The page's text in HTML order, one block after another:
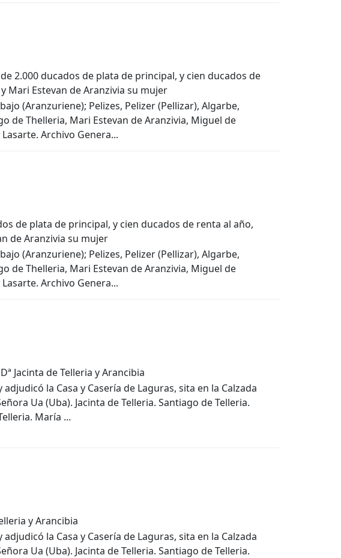
2.000 ducados de plata de principal, y cien ducados de
Mari Estevan de Aranzivia su mujer
(Aranzuriene); Pelizes, Pelizer (Pellizar), Algarbe,
de Thelleria, Mari Estevan de Aranzivia, Miguel de
Archivo Genera...
de plata de principal, y cien ducados de renta al año,
de Aranzivia su mujer
(Aranzuriene); Pelizes, Pelizer (Pellizar), Algarbe,
de Thelleria, Mari Estevan de Aranzivia, Miguel de
Archivo Genera...
Jacinta de Telleria y Arancibia
la Casa y Casería de Laguras, sita en la Calzada
Ua (Uba). Jacinta de Telleria. Santiago de Telleria.
María ...
y Arancibia
la Casa y Casería de Laguras, sita en la Calzada
Ua (Uba). Jacinta de Telleria. Santiago de Telleria.